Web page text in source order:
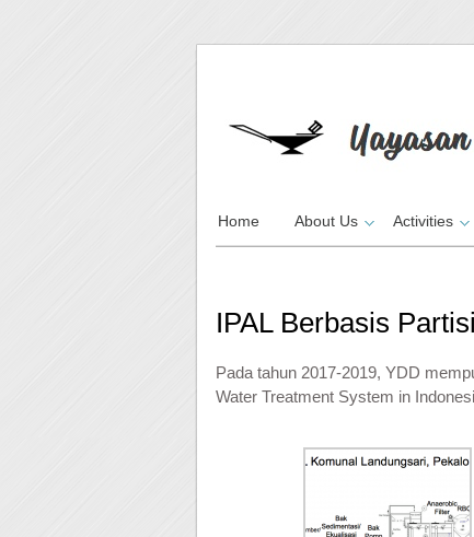
Home About Us Activities
IPAL Berbasis
Pada tahun 2017-2019, YDD
Water Treatment System in